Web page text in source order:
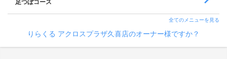
足つぼコース
全てのメニューを見る
りらくる アクロスプラザ久喜店のオーナー様ですか？